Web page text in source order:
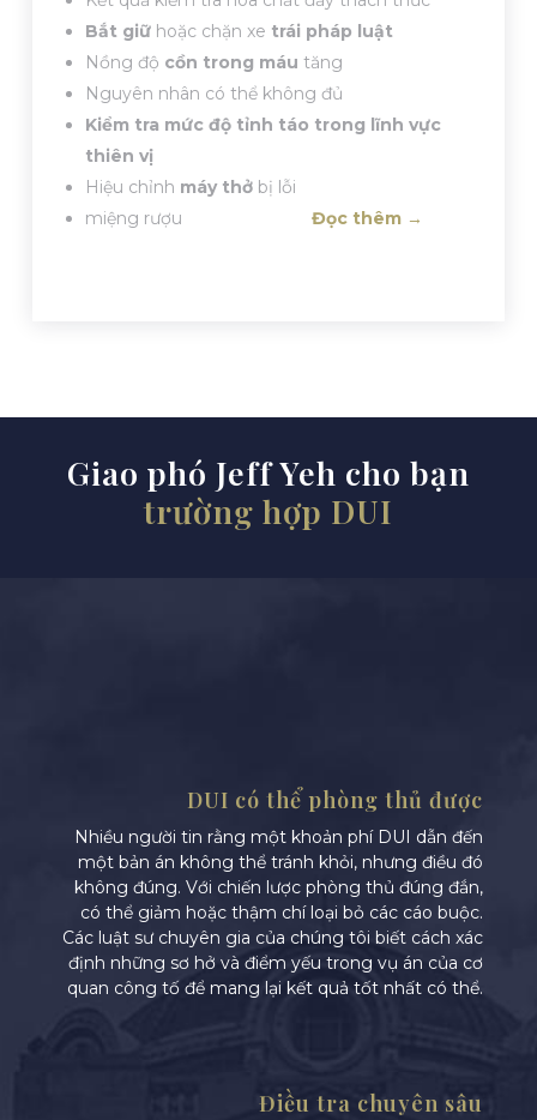
Bắt giữhoặc chặn xe trái pháp luật
Nồng độ cồn trong máu tăng
Nguyên nhân có thể không đủ
Kiểm tra mức độ tỉnh táo trong lĩnh vực
thiên vị
Hiệu chỉnh máy thởbị lỗi
miệng rượu Đọc thêm →
Giao phó Jeff Yeh cho bạn
trường hợp DUI
DUI có thể phòng thủ được
Nhiều người tin rằng một khoản phí DUI dẫn đến
một bản án không thể tránh khỏi, nhưng điều đó
không đúng. Với chiến lược phòng thủ đúng đắn,
có thể giảm hoặc thậm chí loại bỏ các cáo buộc.
Các luật sư chuyên gia của chúng tôi biết cách xác
định những sơ hở và điểm yếu trong vụ án của cơ
quan công tố để mang lại kết quả tốt nhất có thể.
Điều tra chuyên sâu